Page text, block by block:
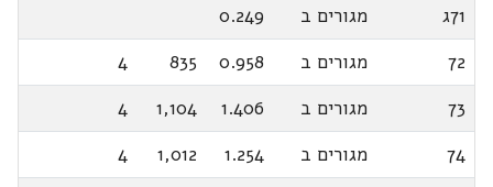
71ג
מגורים ב
0.249
72
מגורים ב 0.958
835
4
73
מגורים ב 1.406
1,104
4
74
מגורים ב 1.254
1,012
4